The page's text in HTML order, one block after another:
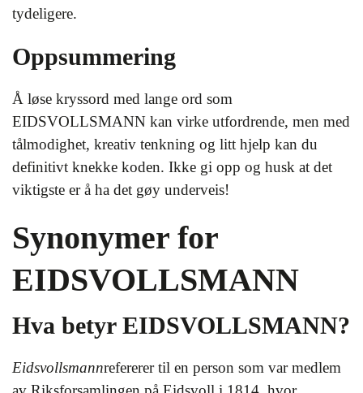
tydeligere.
Oppsummering
Å løse kryssord med lange ord som
EIDSVOLLSMANN kan virke utfordrende, men med
tålmodighet, kreativ tenkning og litt hjelp kan du
definitivt knekke koden. Ikke gi opp og husk at det
viktigste er å ha det gøy underveis!
Synonymer for
EIDSVOLLSMANN
Hva betyr EIDSVOLLSMANN?
Eidsvollsmannrefererer til en person som var medlem